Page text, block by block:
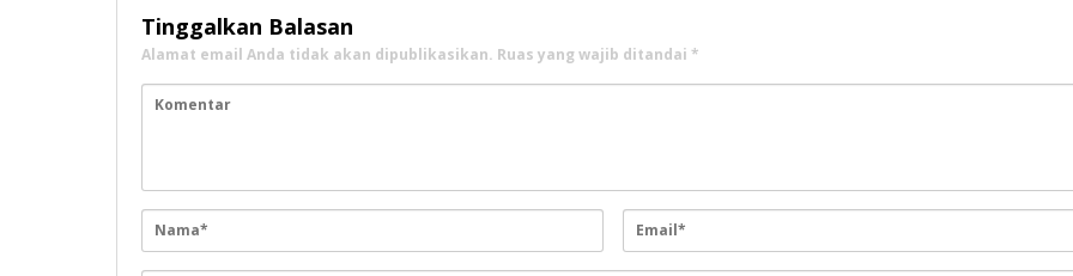
Tinggalkan Balasan
Alamat email Anda tidak akan dipublikasikan. Ruas yang wajib ditandai *